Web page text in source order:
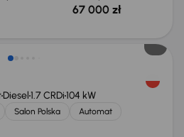
67 000 zł
Diesel1.7 CRDi104 kW
Salon Polska
Automat